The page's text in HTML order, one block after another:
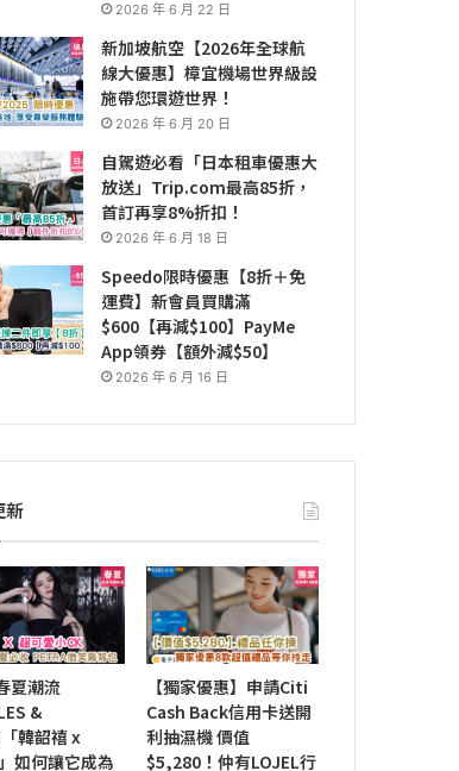
2026 年 6 月 22 日
新加坡航空【2026年全球航
線大優惠】樟宜機場世界級設
施帶您環遊世界！
2026 年 6 月 20 日
自駕遊必看「日本租車優惠大
放送」Trip.com最高85折，
首訂再享8%折扣！
2026 年 6 月 18 日
Speedo限時優惠【8折＋免
運費】新會員買購滿
$600【再減$100】PayMe
App領券【額外減$50】
2026 年 6 月 16 日
新
夏潮流
&
韓韶禧 x
如何讓它成為
【獨家優惠】申請Citi
Cash Back信用卡送開
利抽濕機 價值
$5,280！仲有LOJEL行